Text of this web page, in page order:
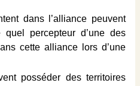
dans l’alliance peuvent
quel percepteur d’une des
cette alliance lors d’une
posséder des territoires